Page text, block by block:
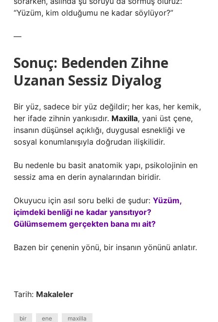
“Yüzüm, kim olduğumu ne kadar söylüyor?”
—
Sonuç: Bedenden Zihne
Uzanan Sessiz Diyalog
Bir yüz, sadece bir yüz değildir; her kas, her kemik,
her ifade zihnin yankısıdır. Maxilla, yani üst çene,
insanın düşünsel açıklığı, duygusal esnekliği ve
sosyal konumlanışıyla doğrudan ilişkilidir.
Bu nedenle bu basit anatomik yapı, psikolojinin en
sessiz ama en derin aynalarından biridir.
Okuyucu için asıl soru belki de şudur: Yüzüm,
içimdeki benliği ne kadar yansıtıyor?
Gülümsemem gerçekten bana mı ait?
Bazen bir çenenin yönü, bir insanın yönünü anlatır.
Tarih: Makaleler
bir ene maxilla